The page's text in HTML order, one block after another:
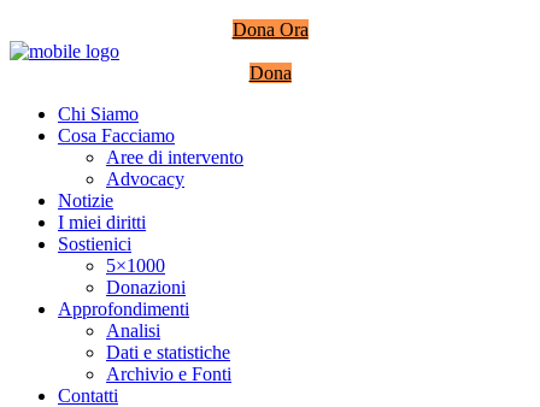
Dona Ora
Dona
Chi Siamo
Cosa Facciamo
Aree di intervento
Advocacy
Notizie
I miei diritti
Sostienici
5×1000
Donazioni
Approfondimenti
Analisi
Dati e statistiche
Archivio e Fonti
Contatti